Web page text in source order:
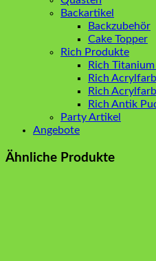
Backartikel
Backzubehör
Cake Topper
Rich Produkte
Rich
Rich
Rich
Rich Antik
Party Artikel
Angebote
Ähnliche Produkte